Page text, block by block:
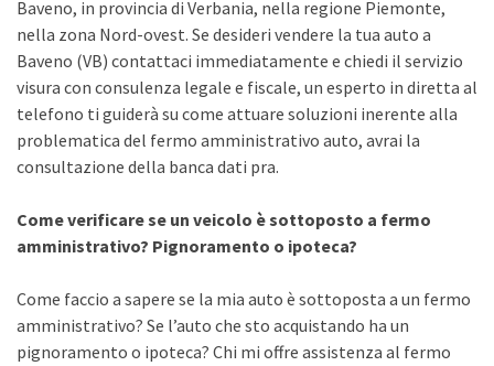
Baveno, in provincia di Verbania, nella regione Piemonte,
nella zona Nord-ovest. Se desideri vendere la tua auto a
Baveno (VB) contattaci immediatamente e chiedi il servizio
visura con consulenza legale e fiscale, un esperto in diretta al
telefono ti guiderà su come attuare soluzioni inerente alla
problematica del fermo amministrativo auto, avrai la
consultazione della banca dati pra.
Come verificare se un veicolo è sottoposto a fermo
amministrativo? Pignoramento o ipoteca?
Come faccio a sapere se la mia auto è sottoposta a un fermo
amministrativo? Se l’auto che sto acquistando ha un
pignoramento o ipoteca? Chi mi offre assistenza al fermo